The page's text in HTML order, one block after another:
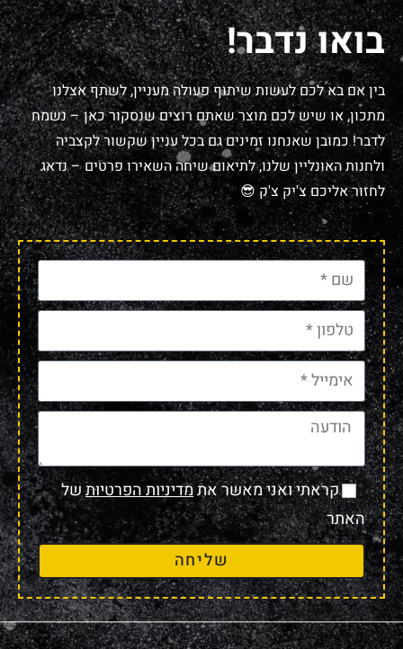
בואו נדבר!
בין אם בא לכם לעשות שיתוף פעולה מעניין, לשתף אצלנו
מתכון, או שיש לכם מוצר שאתם רוצים שנסקור כאן – נשמח
לדבר! כמובן שאנחנו זמינים גם בכל עניין שקשור לקצביה
ולחנות האונליין שלנו, לתיאום שיחה השאירו פרטים – נדאג
לחזור אליכם צ'יק צ'ק 😎
קראתי ואני מאשר אתמדיניות הפרטיותשל
האתר
שליחה